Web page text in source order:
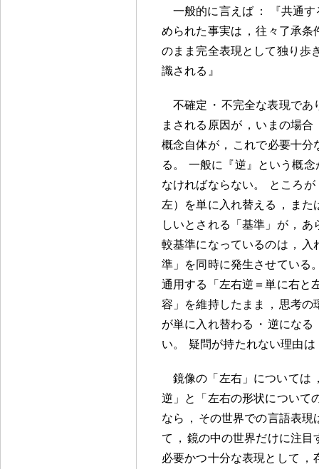
一般的に言えば ：
『共通
められた事実は ， 往々了承条
のまま完全表現として独り歩
識される』
不確定 ・ 不完全な表現であ
まされる原因が ， いまの場合
概念自体が ， これで必要十分
る 。
一般に『逆』という概
なければならない。 ところが
左）を単に入れ替える ， また
しいとされる「基準」が ， あ
較基準になっているのは ， 入
準」を同時に発生させている
通用する「左右逆＝単に右と
容」を維持したまま
， 思考の
が単に入れ替わる ・ 逆になる
い。 疑問が持たれない理由は
鏡像の「左右」については
逆」と「左右の形状について
なら ， その世界での言語表現
て ， 鏡の中の世界だけに注目
必要かつ十分な表現として ，